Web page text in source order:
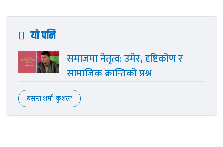
यो पनि
समाजमा नेतृत्व: उमेर, दृष्टिकोण र
सामाजिक क्रान्तिको प्रश्न
बसन्त शर्मा 'कुशल'